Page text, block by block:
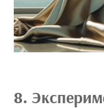
8.